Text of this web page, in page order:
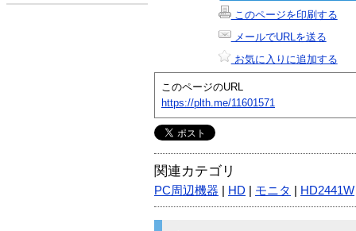
このページを印刷する
メールでURLを送る
お気に入りに追加する
このページのURL
https://plth.me/11601571
関連カテゴリ
PC周辺機器 HD モニタ HD2441W